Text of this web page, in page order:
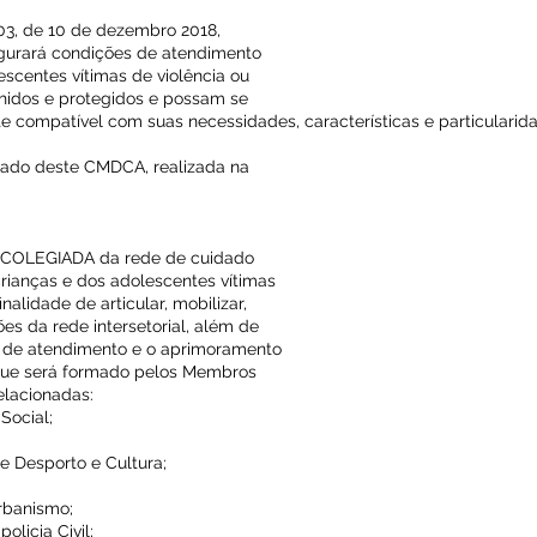
de 10 de dezembro 2018,
condições de atendimento
vítimas de violência ou
e protegidos e possam se
compatível com suas necessidades, características e
deste CMDCA, realizada na
da rede de cuidado
e dos adolescentes vítimas
de articular, mobilizar,
da rede intersetorial, além de
atendimento e o aprimoramento
será formado pelos Membros
Desporto e Cultura;
Civil;